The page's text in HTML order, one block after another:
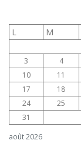
e
août 2026
L M
3
4
10
11
17
18
24
25
31